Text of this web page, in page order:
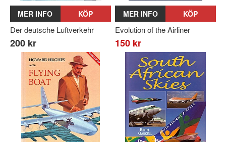
MER INFO KÖP
Der deutsche Luftverkehr
200 kr
MER INFO KÖP
Evolution of the Airliner
150 kr